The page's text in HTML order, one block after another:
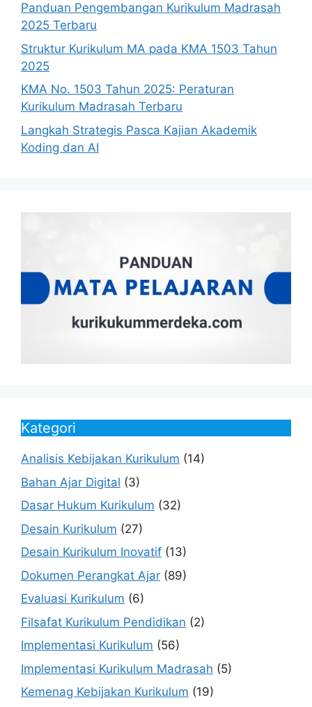
Panduan Pengembangan Kurikulum Madrasah
2025 Terbaru
Struktur Kurikulum MA pada KMA 1503 Tahun
2025
KMA No. 1503 Tahun 2025: Peraturan
Kurikulum Madrasah Terbaru
Langkah Strategis Pasca Kajian Akademik
Koding dan AI
Kategori
Analisis Kebijakan Kurikulum (14)
Bahan Ajar Digital (3)
Dasar Hukum Kurikulum (32)
Desain Kurikulum (27)
Desain Kurikulum Inovatif (13)
Dokumen Perangkat Ajar (89)
Evaluasi Kurikulum (6)
Filsafat Kurikulum Pendidikan (2)
Implementasi Kurikulum (56)
Implementasi Kurikulum Madrasah (5)
Kemenag Kebijakan Kurikulum (19)